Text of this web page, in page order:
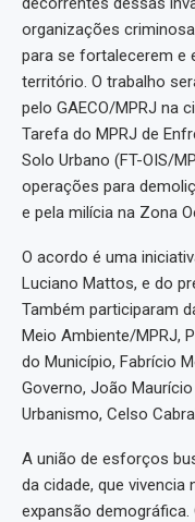
organizações
para se fortalecerem e
território. O trabalho
pelo GAECO/MPRJ na
Tarefa do MPRJ de
Solo Urbano (FT-OIS/
operações para
e pela milícia na Zona
O acordo é uma
Luciano Mattos, e do
Também participaram
Meio Ambiente/MPRJ,
do Município, Fabrício
Governo, João
Urbanismo, Celso
A união de esforços
da cidade, que
expansão